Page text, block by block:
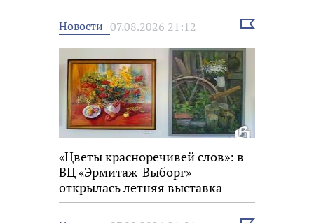
Новости 07.08.2026 21:12
Выбрать
«Цветы красноречивей слов»: в
ВЦ «Эрмитаж-Выборг»
открылась летняя выставка